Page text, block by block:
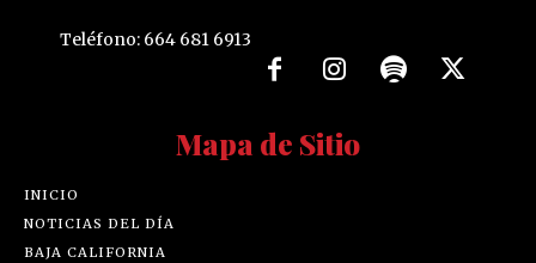
Teléfono: 664 681 6913
Mapa de Sitio
INICIO
NOTICIAS DEL DÍA
BAJA CALIFORNIA